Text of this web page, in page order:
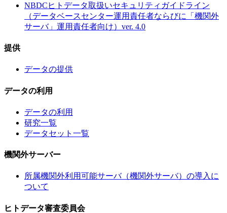
NBDCヒトデータ取扱いセキュリティガイドライン
（データベースセンター運用責任者ならびに「機関外
サーバ」運用責任者向け）ver. 4.0
提供
データの提供
データの利用
データの利用
研究一覧
データセット一覧
機関外サーバー
所属機関外利用可能サーバ（機関外サーバ）の導入に
ついて
ヒトデータ審査委員会